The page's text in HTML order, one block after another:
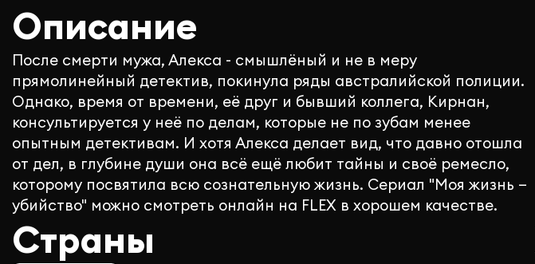
Описание
После смерти мужа, Алекса - смышлёный и не в меру
прямолинейный детектив, покинула ряды австралийской полиции.
Однако, время от времени, её друг и бывший коллега, Кирнан,
консультируется у неё по делам, которые не по зубам менее
опытным детективам. И хотя Алекса делает вид, что давно отошла
от дел, в глубине души она всё ещё любит тайны и своё ремесло,
которому посвятила всю сознательную жизнь. Сериал "Моя жизнь —
убийство" можно смотреть онлайн на FLEX в хорошем качестве.
Страны